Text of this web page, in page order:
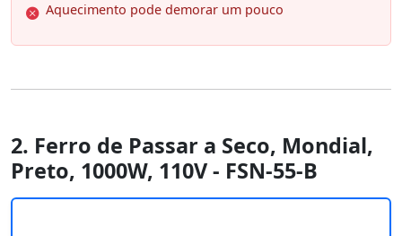
Aquecimento pode demorar um pouco
2. Ferro de Passar a Seco, Mondial,
Preto, 1000W, 110V - FSN-55-B